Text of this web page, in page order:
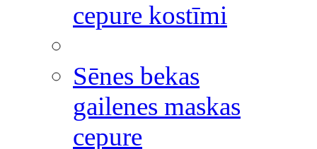
cepure kostīmi
Sēnes bekas
gailenes maskas
cepure